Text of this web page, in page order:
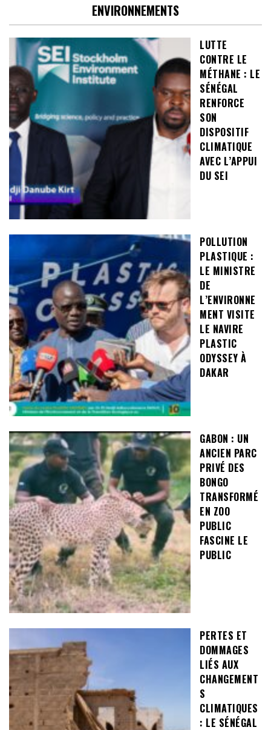
ENVIRONNEMENTS
LUTTE
CONTRE LE
MÉTHANE : LE
SÉNÉGAL
RENFORCE
SON
DISPOSITIF
CLIMATIQUE
AVEC L’APPUI
DU SEI
POLLUTION
PLASTIQUE :
LE MINISTRE
DE
L’ENVIRONNE
MENT VISITE
LE NAVIRE
PLASTIC
ODYSSEY À
DAKAR
GABON : UN
ANCIEN PARC
PRIVÉ DES
BONGO
TRANSFORMÉ
EN ZOO
PUBLIC
FASCINE LE
PUBLIC
PERTES ET
DOMMAGES
LIÉS AUX
CHANGEMENT
S
CLIMATIQUES
: LE SÉNÉGAL